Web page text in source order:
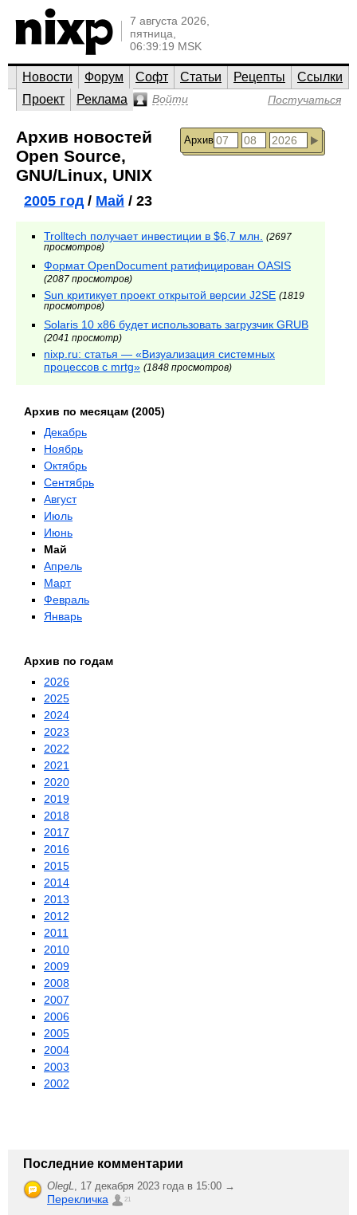
7 августа 2026,
пятница,
06:39:19 MSK
Новости Форум Софт Статьи Рецепты
Ссылки
Проект
Реклама Войти Постучаться
Архив
Архив новостей
Open Source,
GNU/Linux, UNIX
2005 год/ Май / 23
Trolltech получает инвестиции в $6,7 млн. (2697
просмотров)
Формат OpenDocument ратифицирован OASIS
(2087 просмотров)
Sun критикует проект открытой версии J2SE (1819
просмотров)
Solaris 10 x86 будет использовать загрузчик GRUB
(2041 просмотр)
nixp.ru: статья — «Визуализация системных
процессов с mrtg» (1848 просмотров)
Архив по месяцам (2005)
Декабрь
Ноябрь
Октябрь
Сентябрь
Август
Июль
Июнь
Май
Апрель
Март
Февраль
Январь
Архив по годам
2026
2025
2024
2023
2022
2021
2020
2019
2018
2017
2016
2015
2014
2013
2012
2011
2010
2009
2008
2007
2006
2005
2004
2003
2002
Последние комментарии
OlegL, 17 декабря 2023 года в 15:00 →
Перекличка 21